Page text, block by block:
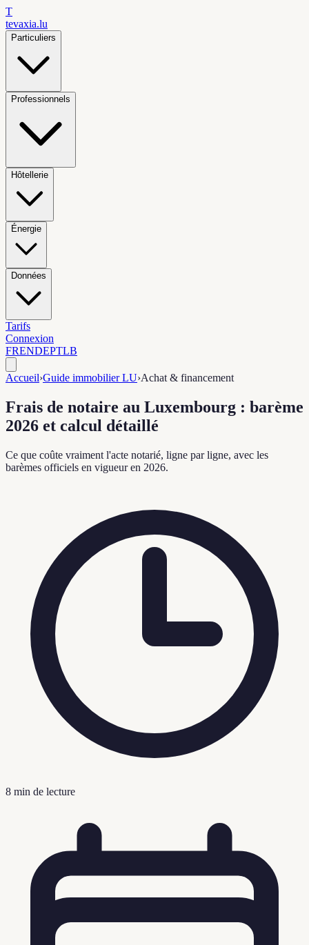
T
tevaxia.lu
Particuliers
Professionnels
Hôtellerie
Énergie
Données
Tarifs
Connexion
FRENDEPTLB
Accueil›Guide immobilier LU›Achat & financement
Frais de notaire au Luxembourg : barème
2026 et calcul détaillé
Ce que coûte vraiment l'acte notarié, ligne par ligne, avec les
barèmes officiels en vigueur en 2026.
8 min de lecture